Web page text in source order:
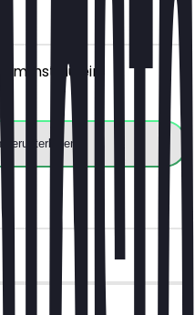
du ein
herunterladen